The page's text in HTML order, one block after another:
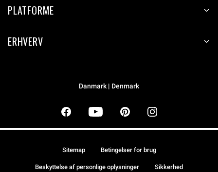
PLATFORME
ERHVERV
Danmark | Denmark
Sitemap Betingelser for brug
Beskyttelse af personlige oplysninger Sikkerhed